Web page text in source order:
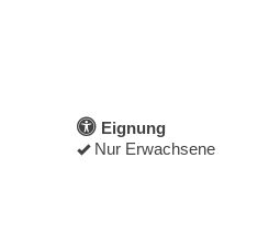
Eignung
Nur Erwachsene